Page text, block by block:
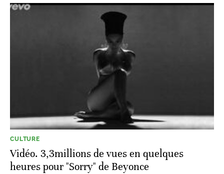
CULTURE
Vidéo. 3,3millions de vues en quelques
heures pour "Sorry" de Beyonce